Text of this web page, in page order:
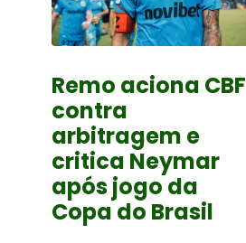
Remo aciona CBF
contra
arbitragem e
critica Neymar
após jogo da
Copa do Brasil